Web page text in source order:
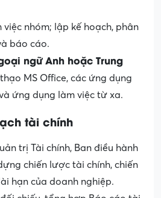
việc nhóm; lập kế hoạch, phân
báo cáo.
ngữ Anh hoặc Trung
MS Office, các ứng dụng
ứng dụng làm việc từ xa.
tài chính
trị Tài chính, Ban điều hành
chiến lược tài chính, chiến
hạn của doanh nghiệp.